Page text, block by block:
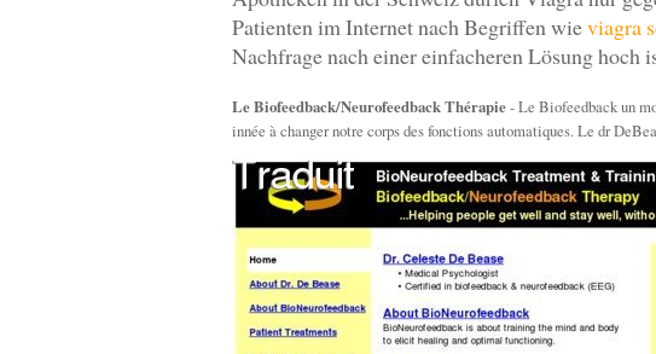
Patienten im Internet nach Begriffen wieviagra
Nachfrage nach einer einfacheren Lösung hoch
Le Biofeedback/Neurofeedback Thérapie- Le Biofeedback un
innée à changer notre corps des fonctions automatiques. Le dr